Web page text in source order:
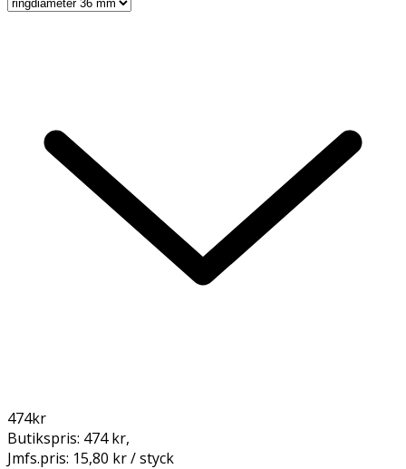
474kr
Butikspris: 474 kr,
Jmfs.pris: 15,80 kr / styck